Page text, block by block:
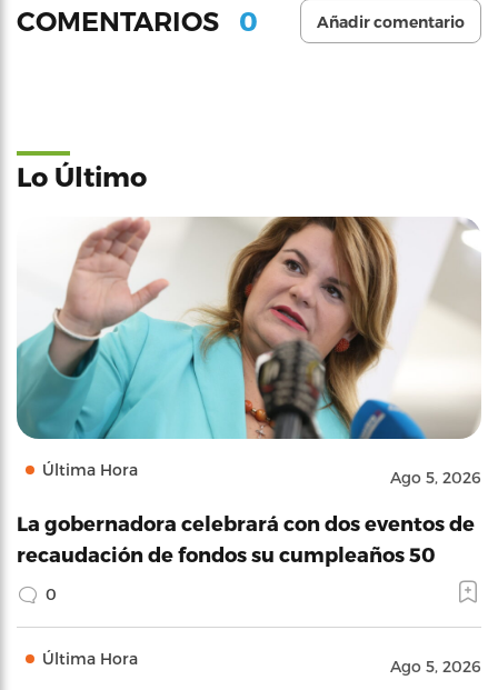
COMENTARIOS 0 Añadir comentario
Lo Último
Última Hora Ago 5, 2026
La gobernadora celebrará con dos eventos de
recaudación de fondos su cumpleaños 50
0
Última Hora Ago 5, 2026